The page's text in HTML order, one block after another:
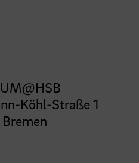
Köhl-Straße 1
Bremen